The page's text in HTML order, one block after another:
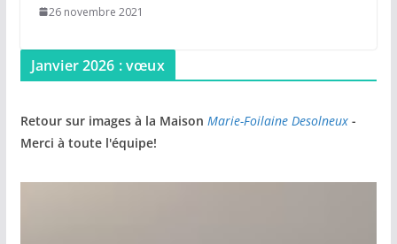
26 novembre 2021
Janvier 2026 : vœux
Retour sur images à la Maison Marie-Foilaine Desolneux-
Merci à toute l'équipe!